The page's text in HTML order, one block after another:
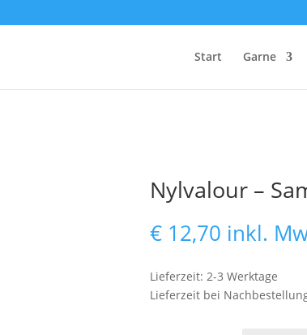
Start Garne
Nylvalour –
€12,70 inkl.
Lieferzeit: 2-3 Werktage
Lieferzeit bei